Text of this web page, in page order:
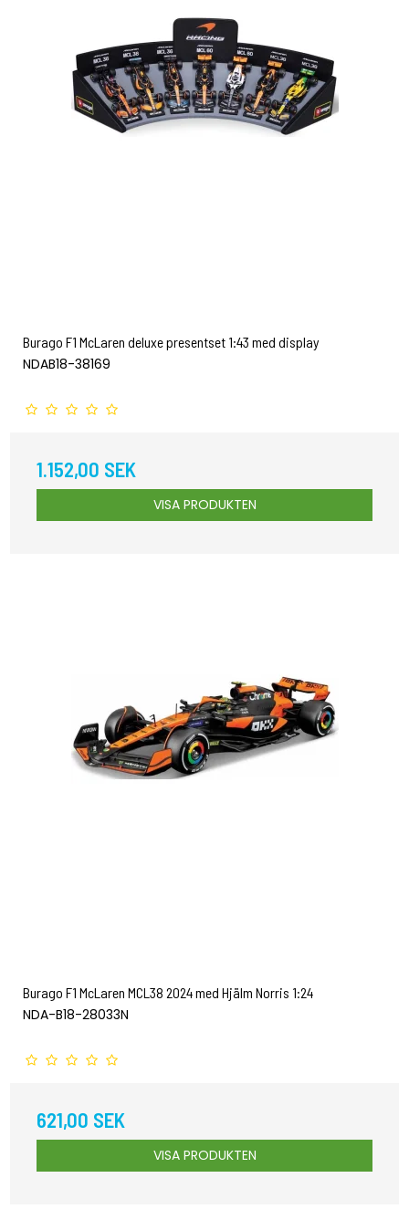
Burago F1 McLaren deluxe presentset 1:43 med display
NDAB18-38169
1.152,00 SEK
VISA PRODUKTEN
Burago F1 McLaren MCL38 2024 med Hjälm Norris 1:24
NDA-B18-28033N
621,00 SEK
VISA PRODUKTEN